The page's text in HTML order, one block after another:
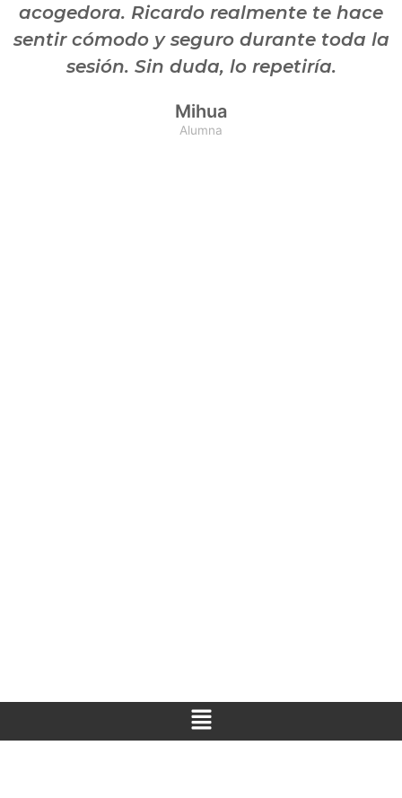
acogedora. Ricardo realmente te hace
sentir cómodo y seguro durante toda la
sesión. Sin duda, lo repetiría.
Mihua
Alumna